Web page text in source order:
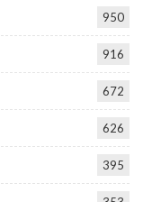
950
916
672
626
395